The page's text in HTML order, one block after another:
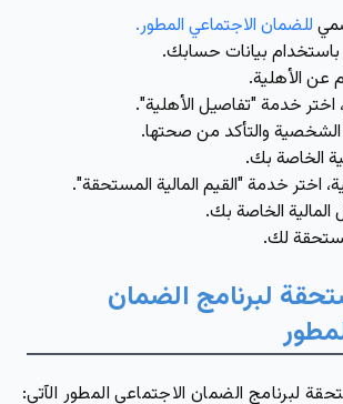
للضمان الاجتماعي المطور.
بيانات حسابك.
عن الأهلية.
خدمة "تفاصيل الأهلية".
الشخصية والتأكد من صحتها.
الخاصة بك.
اختر خدمة "القيم المالية المستحقة".
المالية الخاصة بك.
لك.
لبرنامج الضمان
لبرنامج الضمان الاجتماعي المطور الآتي: